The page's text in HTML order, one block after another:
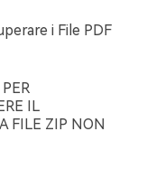
i File PDF
IL
FILE ZIP NON